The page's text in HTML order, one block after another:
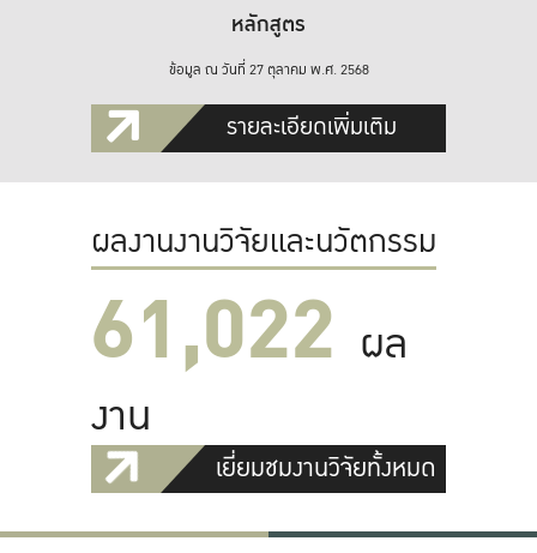
หลักสูตร
ข้อมูล ณ วันที่ 27 ตุลาคม พ.ศ. 2568
รายละเอียดเพิ่มเติม
ผลงานงานวิจัยและนวัตกรรม
61,022 ผล
งาน
เยี่ยมชมงานวิจัยทั้งหมด